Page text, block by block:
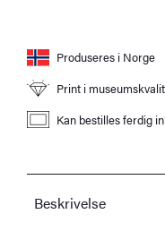
Produseres i Norge
Print i
Kan bestilles ferdig
Beskrivelse